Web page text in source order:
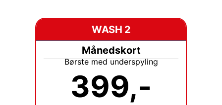
WASH 2
Månedskort
Børste med underspyling
399,-